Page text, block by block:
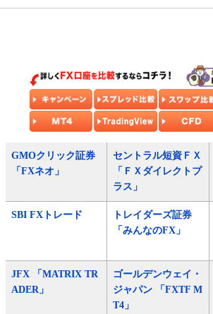
GMOクリック証券
「FXネオ」
セントラル短資ＦＸ
「ＦＸダイレクトプ
ラス」
SBI FXトレード
トレイダーズ証券
「みんなのFX」
JFX 「MATRIX TR
ADER」
ゴールデンウェイ・
ジャパン 「FXTF M
T4」